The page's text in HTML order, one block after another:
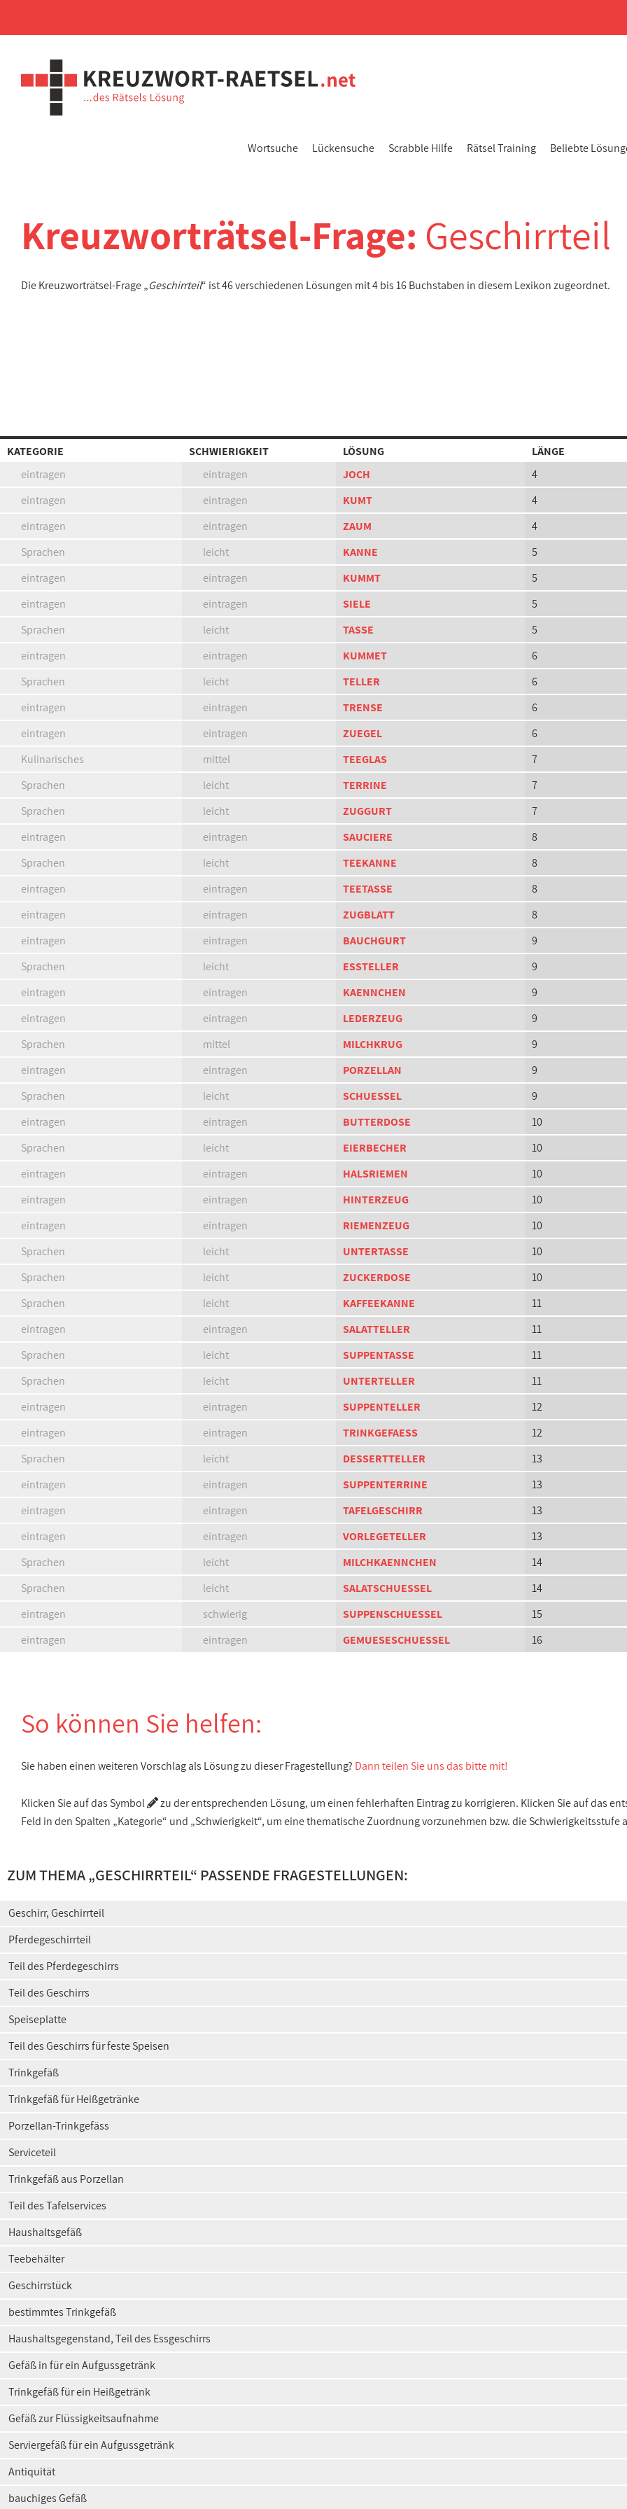
Wortsuche Lückensuche Scrabble Hilfe Rätsel Training Beliebte
Kreuzworträtsel-Frage: Geschirrteil
Die Kreuzworträtsel-Frage „Geschirrteil“ ist 46 verschiedenen Lösungen mit 4 bis 16 Buchstaben in diesem Lexikon zugeordnet.
KATEGORIE SCHWIERIGKEIT LÖSUNG
LÄNGE
eintragen
eintragen JOCH
4
eintragen
eintragen KUMT
4
eintragen
eintragen ZAUM
4
Sprachen
leicht KANNE
5
eintragen
eintragen KUMMT
5
eintragen
eintragen SIELE
5
Sprachen
leicht TASSE
5
eintragen
eintragen KUMMET
6
Sprachen
leicht TELLER
6
eintragen
eintragen TRENSE
6
eintragen
eintragen ZUEGEL
6
Kulinarisches
mittel TEEGLAS
7
Sprachen
leicht TERRINE
7
Sprachen
leicht ZUGGURT
7
eintragen
eintragen SAUCIERE
8
Sprachen
leicht TEEKANNE
8
eintragen
eintragen TEETASSE
8
eintragen
eintragen ZUGBLATT
8
eintragen
eintragen BAUCHGURT
9
Sprachen
leicht ESSTELLER
9
eintragen
eintragen KAENNCHEN
9
eintragen
eintragen LEDERZEUG
9
Sprachen
mittel MILCHKRUG
9
eintragen
eintragen PORZELLAN
9
Sprachen
leicht SCHUESSEL
9
eintragen
eintragen BUTTERDOSE
10
Sprachen
leicht EIERBECHER
10
eintragen
eintragen HALSRIEMEN
10
eintragen
eintragen HINTERZEUG
10
eintragen
eintragen RIEMENZEUG
10
Sprachen
leicht UNTERTASSE
10
Sprachen
leicht ZUCKERDOSE
10
Sprachen
leicht KAFFEEKANNE
11
eintragen
eintragen SALATTELLER
11
Sprachen
leicht SUPPENTASSE
11
Sprachen
leicht UNTERTELLER
11
eintragen
eintragen SUPPENTELLER
12
eintragen
eintragen TRINKGEFAESS
12
Sprachen
leicht DESSERTTELLER
13
eintragen
eintragen SUPPENTERRINE
13
eintragen
eintragen TAFELGESCHIRR
13
eintragen
eintragen VORLEGETELLER
13
Sprachen
leicht MILCHKAENNCHEN
14
Sprachen
leicht SALATSCHUESSEL
14
eintragen
schwierig SUPPENSCHUESSEL
15
eintragen
eintragen GEMUESESCHUESSEL 16
So können Sie helfen:
Sie haben einen weiteren Vorschlag als Lösung zu dieser Fragestellung? Dann teilen Sie uns das bitte mit!
Klicken Sie auf das Symbol
zu der entsprechenden Lösung, um einen fehlerhaften Eintrag zu korrigieren. Klicken Sie auf das
Feld in den Spalten „Kategorie“ und „Schwierigkeit“, um eine thematische Zuordnung vorzunehmen bzw. die Schwierigkeitsstufe
ZUM THEMA „GESCHIRRTEIL“ PASSENDE FRAGESTELLUNGEN:
Geschirr, Geschirrteil
Pferdegeschirrteil
Teil des Pferdegeschirrs
Teil des Geschirrs
Speiseplatte
Teil des Geschirrs für feste Speisen
Trinkgefäß
Trinkgefäß für Heißgetränke
Porzellan-Trinkgefäss
Serviceteil
Trinkgefäß aus Porzellan
Teil des Tafelservices
Haushaltsgefäß
Teebehälter
Geschirrstück
bestimmtes Trinkgefäß
Haushaltsgegenstand, Teil des Essgeschirrs
Gefäß in für ein Aufgussgetränk
Trinkgefäß für ein Heißgetränk
Gefäß zur Flüssigkeitsaufnahme
Serviergefäß für ein Aufgussgetränk
Antiquität
bauchiges Gefäß